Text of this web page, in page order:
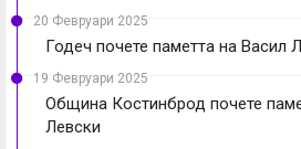
20 Февруари 2025
Годеч почете паметта на Васил
19 Февруари 2025
Община Костинброд почете
Левски